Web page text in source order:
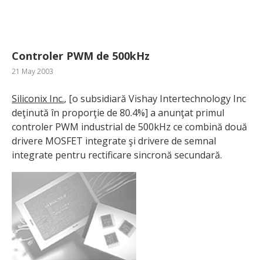
Controler PWM de 500kHz
21 May 2003
Siliconix Inc., [o subsidiară Vishay Intertechnology Inc
deţinută în proporţie de 80.4%] a anunţat primul
controler PWM industrial de 500kHz ce combină două
drivere MOSFET integrate şi drivere de semnal
integrate pentru rectificare sincronă secundară.